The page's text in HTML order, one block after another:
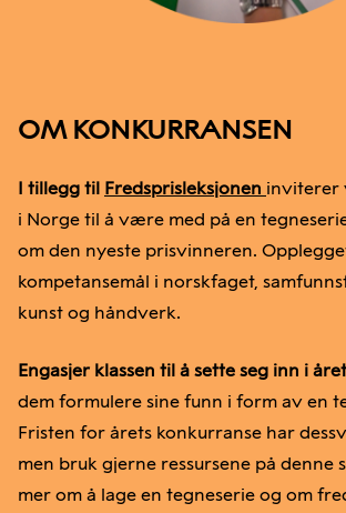
OM KONKURRANSEN
I tillegg til Fredsprisleksjonen inviterer
i Norge til å være med på en
om den nyeste prisvinneren.
kompetansemål i norskfaget,
kunst og håndverk.
Engasjer klassen til å sette seg inn i
dem formulere sine funn i form av en
Fristen for årets konkurranse har
men bruk gjerne ressursene på denne
mer om å lage en tegneserie og om